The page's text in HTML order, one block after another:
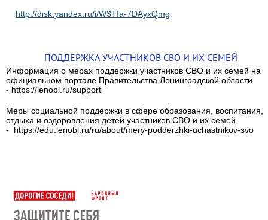
http://disk.yandex.ru/i/W3Tfa-7DAyxQmg
ПОДДЕРЖКА УЧАСТНИКОВ СВО И ИХ СЕМЕЙ
Информация о мерах поддержки участников СВО и их семей на
официальном портале Правительства Ленинградской области
- https://lenobl.ru/support
Меры социальной поддержки в сфере образования, воспитания,
отдыха и оздоровления детей участников СВО и их семей
- https://edu.lenobl.ru/ru/about/mery-podderzhki-uchastnikov-svo